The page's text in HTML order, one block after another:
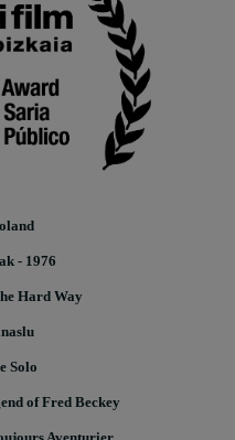
- 1976
Hard Way
Solo
of Fred Beckey